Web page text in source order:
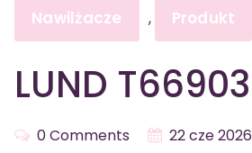
Nawilżacze , Produkt
LUND T66903
0 Comments 22 cze 2026